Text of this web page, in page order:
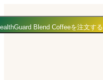
Blend Coffeeを注文する